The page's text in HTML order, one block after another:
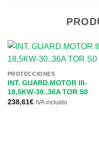
PROTECCIONES
INT. GUARD.MOTOR III-
18,5KW-30..36A TOR S0
238,61€ IVA incluido